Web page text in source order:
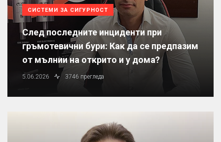
СИСТЕМИ ЗА СИГУРНОСТ
След последните инциденти при
гръмотевични бури: Как да се предпазим
от мълнии на открито и у дома?
5.06.2026 3746 прегледа